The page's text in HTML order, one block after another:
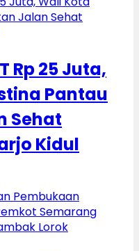
Rp 25 Juta,
Pantau
Sehat
Kidul